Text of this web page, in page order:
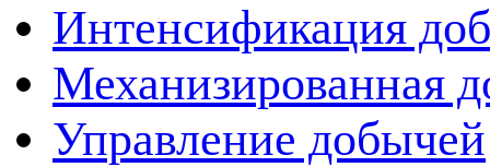
Интенсификация
Механизированная
Управление добычей